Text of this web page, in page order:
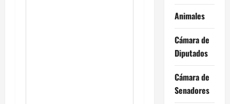
Animales
Cámara de
Diputados
Cámara de
Senadores